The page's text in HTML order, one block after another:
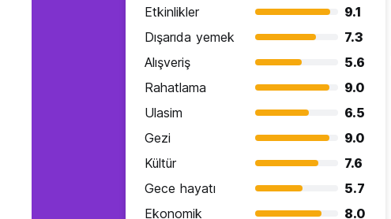
Etkinlikler
9.1
Dışarıda yemek
7.3
Alışveriş
5.6
Rahatlama
9.0
Ulasim
6.5
Gezi
9.0
Kültür
7.6
Gece hayatı
5.7
Ekonomik
8.0